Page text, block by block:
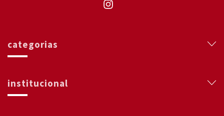
categorias
institucional